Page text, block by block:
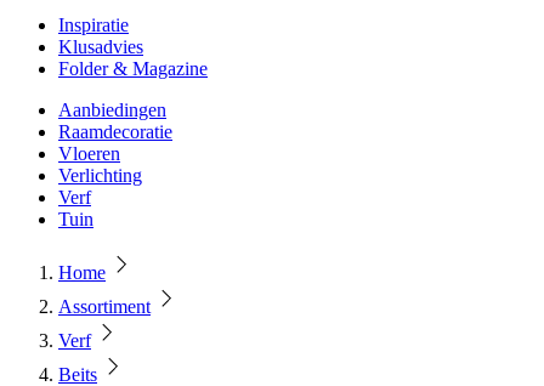
Inspiratie
Klusadvies
Folder & Magazine
Aanbiedingen
Raamdecoratie
Vloeren
Verlichting
Verf
Tuin
Home
Assortiment
Verf
Beits